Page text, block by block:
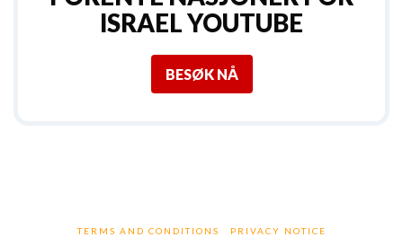
ISRAEL YOUTUBE
BESØK NÅ
TERMS AND CONDITIONS PRIVACY NOTICE